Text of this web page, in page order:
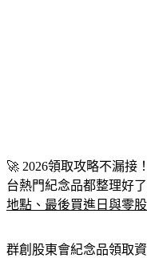
🚀 2026領取攻略不漏接
台熱門紀念品都整理好